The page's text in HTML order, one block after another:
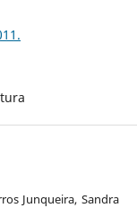
Junqueira, Sandra